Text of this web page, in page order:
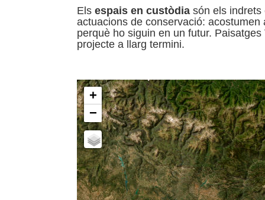
Els espais en custòdia són els indrets
actuacions de conservació:
perquè ho siguin en un futur.
projecte a llarg termini.
+
−